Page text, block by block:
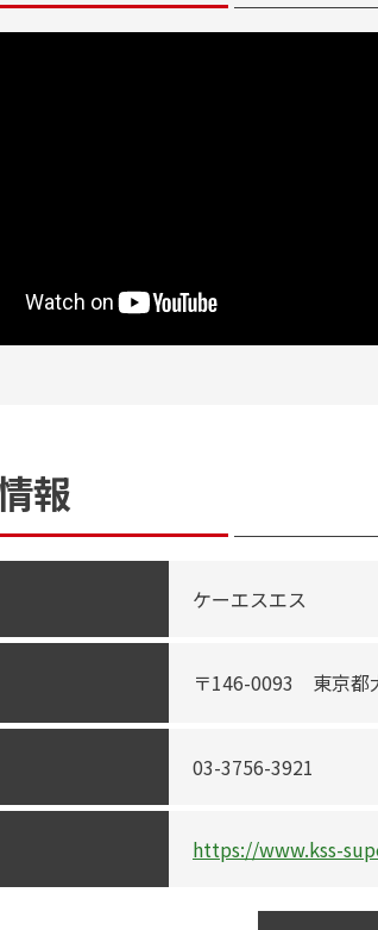
報
ケーエスエス
〒146-0093 東京都
03-3756-3921
https://www.kss-